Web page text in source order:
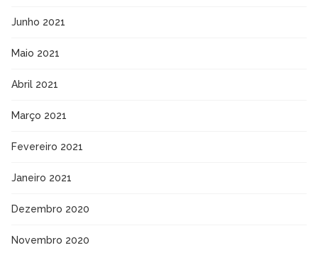
Junho 2021
Maio 2021
Abril 2021
Março 2021
Fevereiro 2021
Janeiro 2021
Dezembro 2020
Novembro 2020